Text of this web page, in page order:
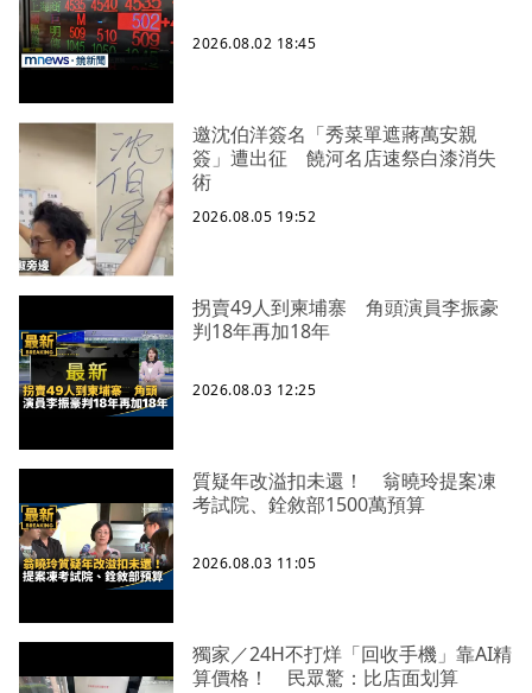
2026.08.02 18:45
邀沈伯洋簽名「秀菜單遮蔣萬安親
簽」遭出征 饒河名店速祭白漆消失
術
2026.08.05 19:52
拐賣49人到柬埔寨 角頭演員李振豪
判18年再加18年
2026.08.03 12:25
質疑年改溢扣未還！ 翁曉玲提案凍
考試院、銓敘部1500萬預算
2026.08.03 11:05
獨家／24H不打烊「回收手機」靠AI精
算價格！ 民眾驚：比店面划算